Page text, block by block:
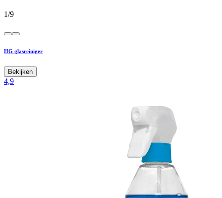
1/9
HG glasreiniger
Bekijken
4,9